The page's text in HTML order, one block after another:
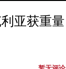
亚获重量